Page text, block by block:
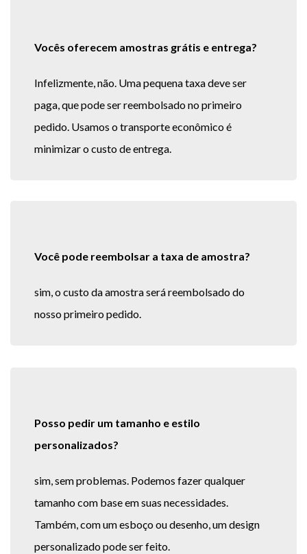
Vocês oferecem amostras grátis e entrega?
Infelizmente, não. Uma pequena taxa deve ser
paga, que pode ser reembolsado no primeiro
pedido. Usamos o transporte econômico é
minimizar o custo de entrega.
Você pode reembolsar a taxa de amostra?
sim, o custo da amostra será reembolsado do
nosso primeiro pedido.
Posso pedir um tamanho e estilo
personalizados?
sim, sem problemas. Podemos fazer qualquer
tamanho com base em suas necessidades.
Também, com um esboço ou desenho, um design
personalizado pode ser feito.